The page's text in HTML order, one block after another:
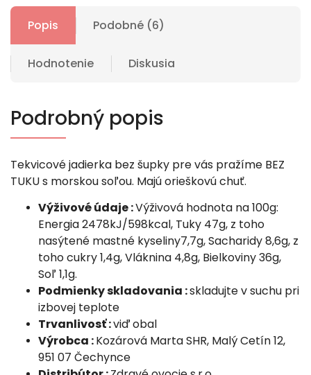
Popis Podobné (6)
Hodnotenie Diskusia
Podrobný popis
Tekvicové jadierka bez šupky pre vás pražíme BEZ
TUKU s morskou soľou. Majú orieškovú chuť.
Výživové údaje :Výživová hodnota na 100g:
Energia 2478kJ/598kcal, Tuky 47g, z toho
nasýtené mastné kyseliny7,7g, Sacharidy 8,6g, z
toho cukry 1,4g, Vláknina 4,8g, Bielkoviny 36g,
Soľ 1,1g.
Podmienky skladovania :skladujte v suchu pri
izbovej teplote
Trvanlivosť :viď obal
Výrobca :Kozárová Marta SHR, Malý Cetín 12,
951 07 Čechynce